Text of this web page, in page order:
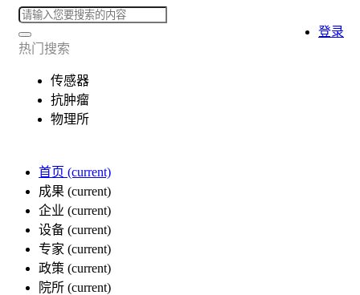
热门搜索
传感器
抗肿瘤
物理所
首页 (current)
成果 (current)
企业 (current)
设备 (current)
专家 (current)
政策 (current)
院所 (current)
登录